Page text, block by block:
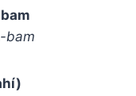
bam